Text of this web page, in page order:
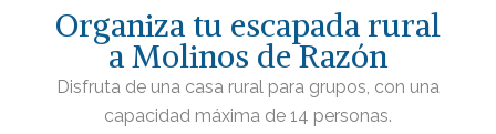
Organiza tu escapada rural
a Molinos de Razón
Disfruta de una casa rural para grupos, con una
capacidad máxima de 14 personas.